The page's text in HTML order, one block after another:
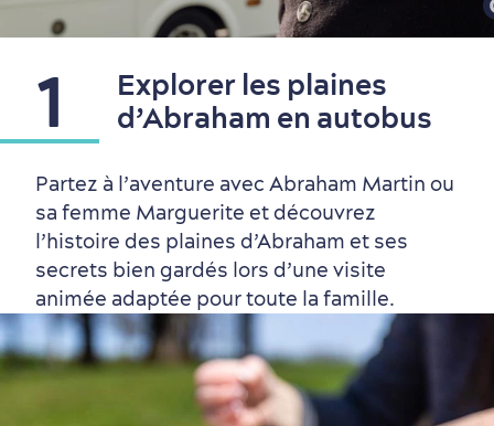
Autour du centre-ville
Activités en été
dans le Vieux-Québec
Hôtels écologiques
Magazine Québec cité
1
Explorer les plaines
d’Abraham en autobus
Partez à l’aventure avec Abraham Martin ou
sa femme Marguerite et découvrez
l’histoire des plaines d’Abraham et ses
secrets bien gardés lors d’une visite
animée adaptée pour toute la famille.